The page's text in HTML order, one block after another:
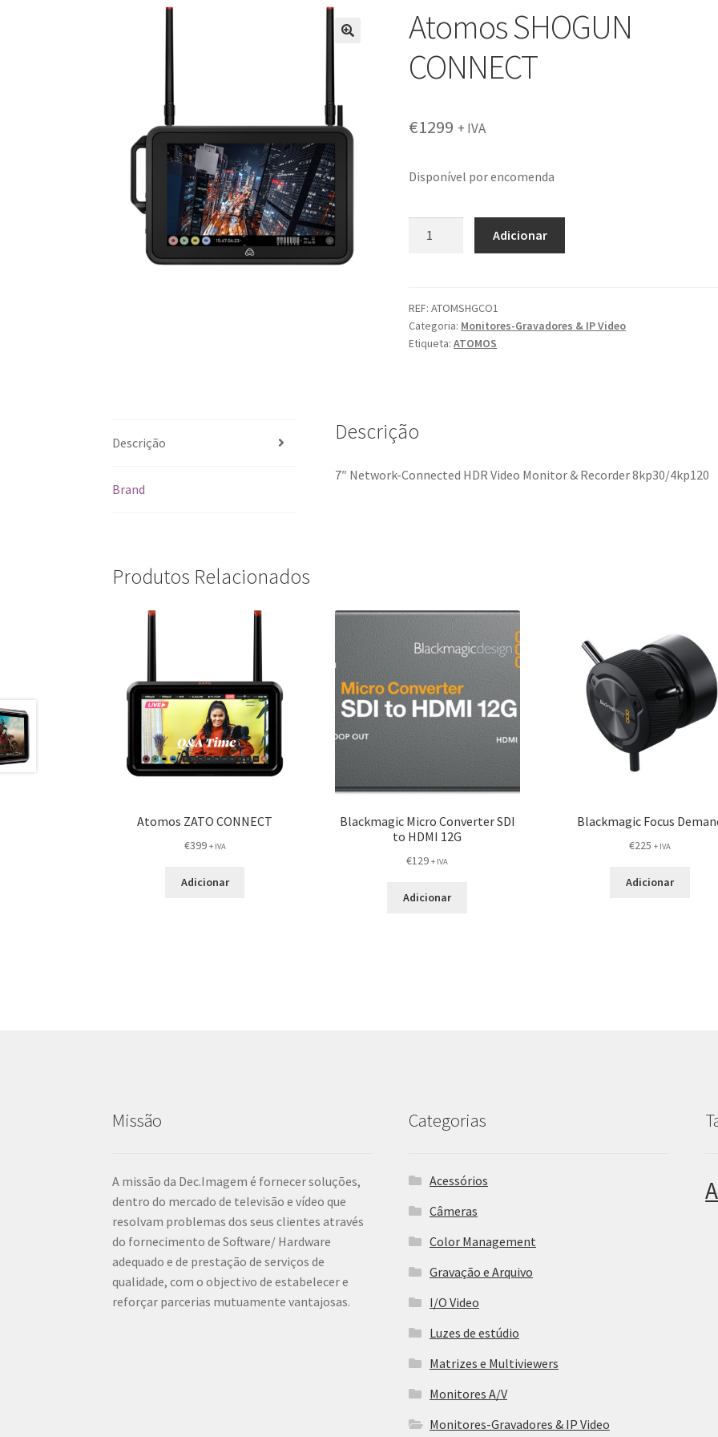
Atomos SHOGUN
CONNECT
€1299 + IVA
Disponível por encomenda
CONNECT
Adicionar
REF:ATOMSHGCO1
Categoria: Monitores-Gravadores & IP Video
Etiqueta:ATOMOS
Descrição
Brand
Descrição
7″ Network-Connected HDR Video Monitor & Recorder 8kp30/4kp120
Produtos Relacionados
Atomos ZATO CONNECT
€399 + IVA
Adicionar
Blackmagic Micro Converter SDI
to HDMI 12G
€129 + IVA
Adicionar
Blackmagic Focus
€225 + IVA
Adicionar
Missão
A missão da Dec.Imagem é fornecer soluções,
dentro do mercado de televisão e vídeo que
resolvam problemas dos seus clientes através
do fornecimento de Software/ Hardware
adequado e de prestação de serviços de
qualidade, com o objectivo de estabelecer e
reforçar parcerias mutuamente vantajosas.
Categorias
Acessórios
Câmeras
Color Management
Gravação e Arquivo
I/O Video
Luzes de estúdio
Matrizes e Multiviewers
Monitores A/V
Monitores-Gravadores & IP Video